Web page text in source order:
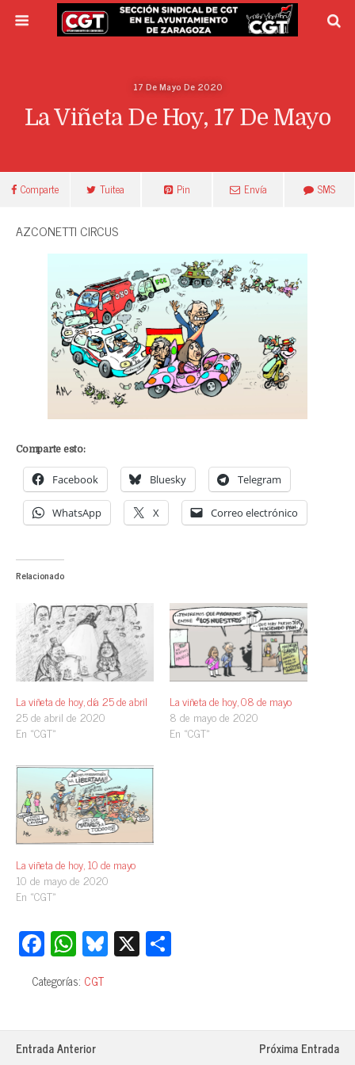
17 De Mayo De 2020
La Viñeta De Hoy, 17 De Mayo
Comparte Tuitea Pin Envía SMS
AZCONETTI CIRCUS
Comparte esto:
Facebook Bluesky Telegram
WhatsApp X Correo electrónico
Relacionado
La viñeta de hoy, día 25 de abril
25 de abril de 2020
En «CGT»
La viñeta de hoy, 08 de mayo
8 de mayo de 2020
En «CGT»
La viñeta de hoy, 10 de mayo
10 de mayo de 2020
En «CGT»
Fa
ce
bo
ok
W
ha
ts
A
pp
Bl
ue
y
X
pa
Categorías: CGT
Entrada Anterior
Próxima Entrada